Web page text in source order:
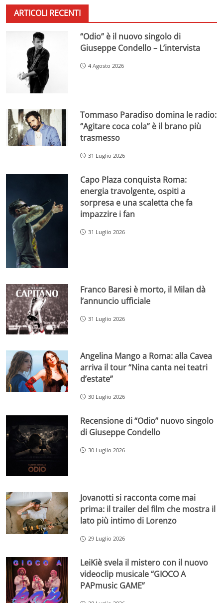
ARTICOLI RECENTI
“Odio” è il nuovo singolo di
Giuseppe Condello – L’intervista
4 Agosto 2026
Tommaso Paradiso domina le radio:
“Agitare coca cola” è il brano più
trasmesso
31 Luglio 2026
Capo Plaza conquista Roma:
energia travolgente, ospiti a
sorpresa e una scaletta che fa
impazzire i fan
31 Luglio 2026
Franco Baresi è morto, il Milan dà
l’annuncio ufficiale
31 Luglio 2026
Angelina Mango a Roma: alla Cavea
arriva il tour “Nina canta nei teatri
d’estate”
30 Luglio 2026
Recensione di “Odio” nuovo singolo
di Giuseppe Condello
30 Luglio 2026
Jovanotti si racconta come mai
prima: il trailer del film che mostra il
lato più intimo di Lorenzo
29 Luglio 2026
LeiKiè svela il mistero con il nuovo
videoclip musicale “GIOCO A
PAPmusic GAME”